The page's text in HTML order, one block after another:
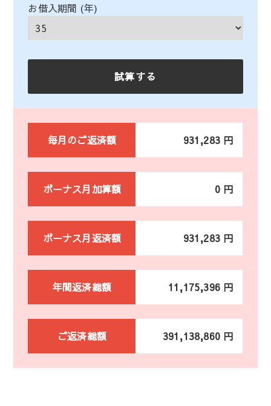
お借入期間 (年)
毎月のご返済額 931,283 円
ボーナス月加算額 0 円
ボーナス月返済額 931,283 円
年間返済総額 11,175,396 円
ご返済総額 391,138,860 円